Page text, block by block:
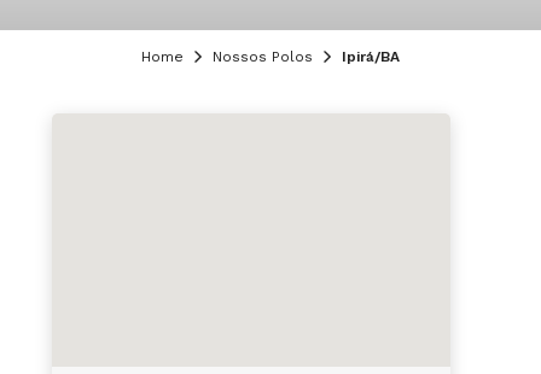
Home Nossos Polos Ipirá/BA